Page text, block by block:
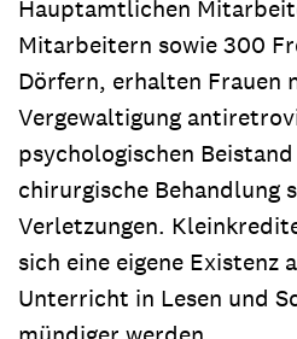
Hauptamtlichen
Mitarbeitern sowie 300
Dörfern, erhalten Frauen
Vergewaltigung
psychologischen
chirurgische Behandlung
Verletzungen.
sich eine eigene Existenz
Unterricht in Lesen und